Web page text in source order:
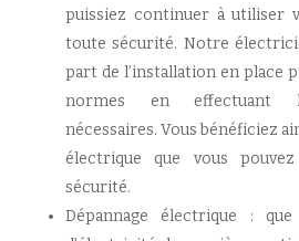
puissiez continuer à utiliser
toute sécurité. Notre
part de l’installation en place
normes en effectuant
nécessaires. Vous bénéficiez
électrique que vous
sécurité.
Dépannage électrique :